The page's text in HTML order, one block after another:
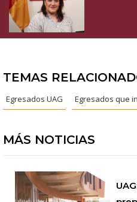
TEMAS
Egresados UAG Egresados que
MÁS NOTICIAS